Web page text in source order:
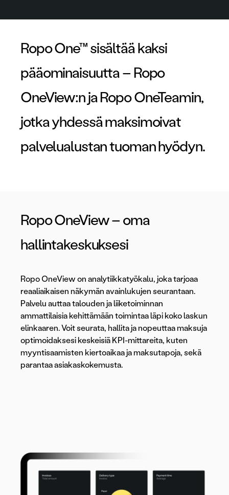
Ropo One™ sisältää kaksi
pääominaisuutta – Ropo
OneView:n ja Ropo OneTeamin,
jotka yhdessä maksimoivat
palvelualustan tuoman hyödyn.
Ropo OneView – oma
hallintakeskuksesi
Ropo OneView on analytiikkatyökalu, joka tarjoaa
reaaliaikaisen näkymän avainlukujen seurantaan.
Palvelu auttaa talouden ja liiketoiminnan
ammattilaisia kehittämään toimintaa läpi koko laskun
elinkaaren. Voit seurata, hallita ja nopeuttaa maksuja
optimoidaksesi keskeisiä KPI-mittareita, kuten
myyntisaamisten kiertoaikaa ja maksutapoja, sekä
parantaa asiakaskokemusta.